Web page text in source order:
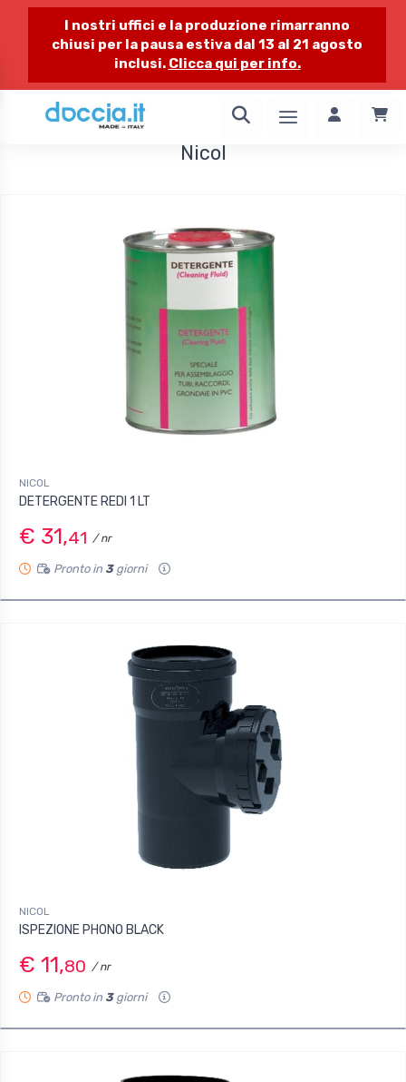
I nostri uffici e la produzione rimarranno
chiusi per la pausa estiva dal 13 al 21 agosto
inclusi. Clicca qui per info.
1 / 3
Nicol
NICOL
DETERGENTE REDI 1 LT
€ 31,41 / nr
Pronto in 3giorni
NICOL
ISPEZIONE PHONO BLACK
€ 11,80 / nr
Pronto in 3giorni